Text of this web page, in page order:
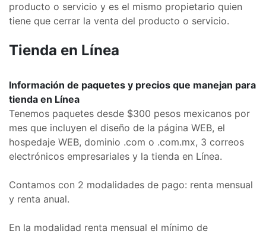
producto o servicio y es el mismo propietario quien
tiene que cerrar la venta del producto o servicio.
Tienda en Línea
Información de paquetes y precios que manejan para
tienda en Línea
Tenemos paquetes desde $300 pesos mexicanos por
mes que incluyen el diseño de la página WEB, el
hospedaje WEB, dominio .com o .com.mx, 3 correos
electrónicos empresariales y la tienda en Línea.
Contamos con 2 modalidades de pago: renta mensual
y renta anual.
En la modalidad renta mensual el mínimo de